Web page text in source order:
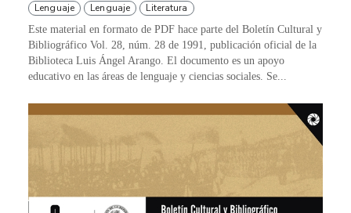
Lenguaje Lenguaje Literatura
Este material en formato de PDF hace parte del Boletín Cultural y
Bibliográfico Vol. 28, núm. 28 de 1991, publicación oficial de la
Biblioteca Luis Ángel Arango. El documento es un apoyo
educativo en las áreas de lenguaje y ciencias sociales. Se...